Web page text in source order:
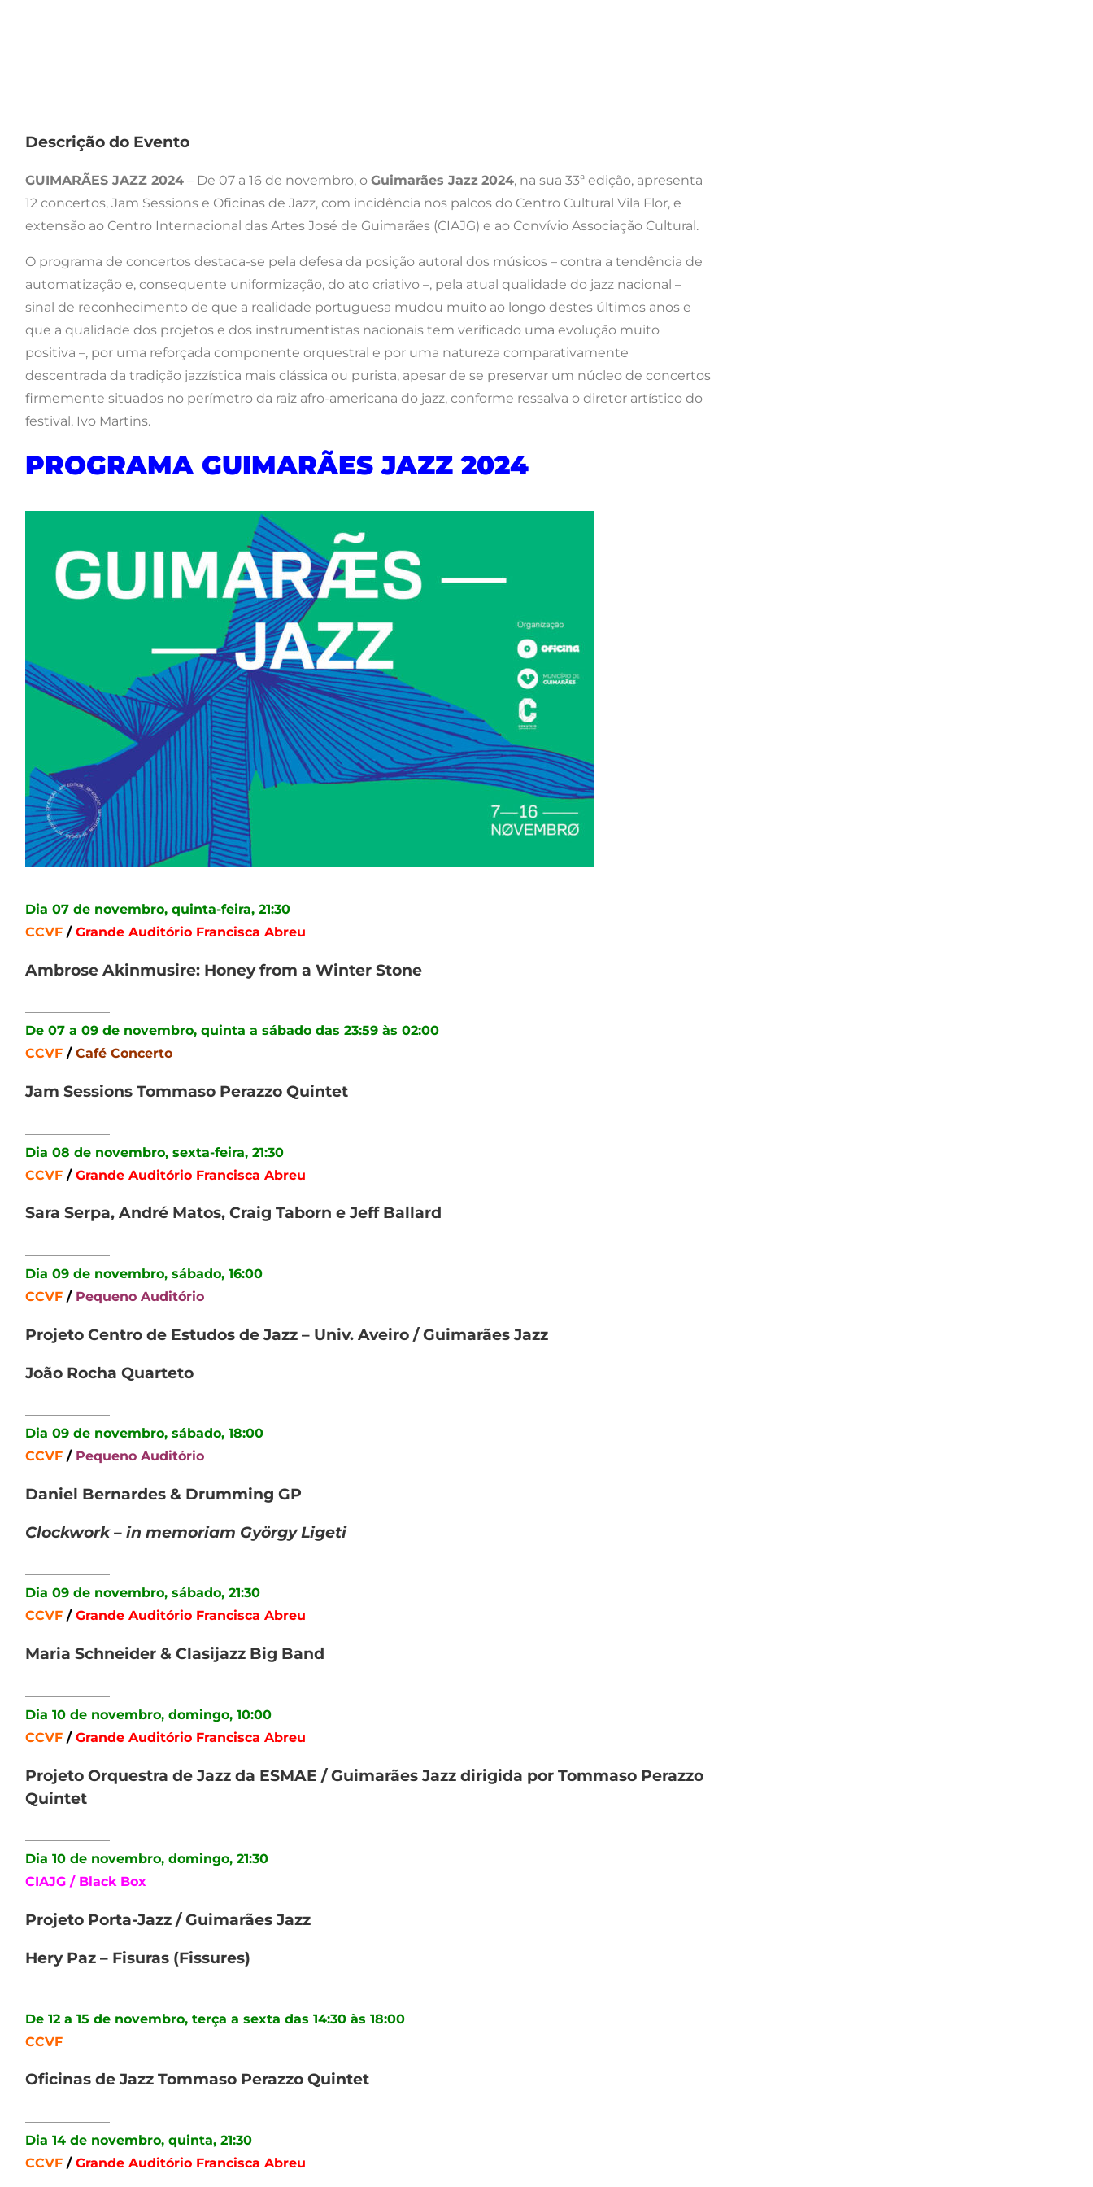
Descrição do Evento
GUIMARÃES JAZZ 2024 – De 07 a 16 de novembro, o Guimarães Jazz 2024, na sua 33ª edição, apresenta
12 concertos, Jam Sessions e Oficinas de Jazz, com incidência nos palcos do Centro Cultural Vila Flor, e
extensão ao Centro Internacional das Artes José de Guimarães (CIAJG) e ao Convívio Associação Cultural.
O programa de concertos destaca-se pela defesa da posição autoral dos músicos – contra a tendência de
automatização e, consequente uniformização, do ato criativo –, pela atual qualidade do jazz nacional –
sinal de reconhecimento de que a realidade portuguesa mudou muito ao longo destes últimos anos e
que a qualidade dos projetos e dos instrumentistas nacionais tem verificado uma evolução muito
positiva –, por uma reforçada componente orquestral e por uma natureza comparativamente
descentrada da tradição jazzística mais clássica ou purista, apesar de se preservar um núcleo de concertos
firmemente situados no perímetro da raiz afro-americana do jazz, conforme ressalva o diretor artístico do
festival, Ivo Martins.
PROGRAMA GUIMARÃES JAZZ 2024
Dia 07 de novembro, quinta-feira, 21:30
CCVF / Grande Auditório Francisca Abreu
Ambrose Akinmusire: Honey from a Winter Stone
De 07 a 09 de novembro, quinta a sábado das 23:59 às 02:00
CCVF /Café Concerto
Jam Sessions Tommaso Perazzo Quintet
Dia 08 de novembro, sexta-feira, 21:30
CCVF / Grande Auditório Francisca Abreu
Sara Serpa, André Matos, Craig Taborn e Jeff Ballard
Dia 09 de novembro, sábado, 16:00
CCVF /Pequeno Auditório
Projeto Centro de Estudos de Jazz – Univ. Aveiro / Guimarães Jazz
João Rocha Quarteto
Dia 09 de novembro, sábado, 18:00
CCVF /Pequeno Auditório
Daniel Bernardes & Drumming GP
Clockwork – in memoriam György Ligeti
Dia 09 de novembro, sábado, 21:30
CCVF / Grande Auditório Francisca Abreu
Maria Schneider & Clasijazz Big Band
Dia 10 de novembro, domingo, 10:00
CCVF / Grande Auditório Francisca Abreu
Projeto Orquestra de Jazz da ESMAE / Guimarães Jazz dirigida por Tommaso Perazzo
Quintet
Dia 10 de novembro, domingo, 21:30
CIAJG / Black Box
Projeto Porta-Jazz / Guimarães Jazz
Hery Paz – Fisuras (Fissures)
De 12 a 15 de novembro, terça a sexta das 14:30 às 18:00
CCVF
Oficinas de Jazz Tommaso Perazzo Quintet
Dia 14 de novembro, quinta, 21:30
CCVF / Grande Auditório Francisca Abreu